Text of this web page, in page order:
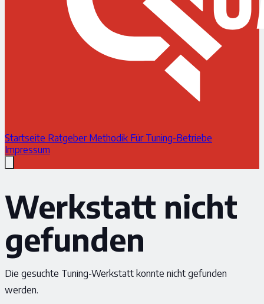
Startseite Ratgeber Methodik Für Tuning-Betriebe
Impressum
Werkstatt nicht
gefunden
Die gesuchte Tuning-Werkstatt konnte nicht gefunden
werden.